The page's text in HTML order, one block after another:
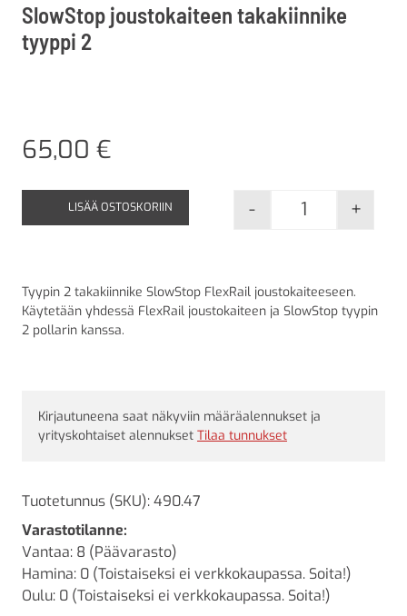
SlowStop joustokaiteen takakiinnike
tyyppi 2
65,00 €
SlowStop
- +
LISÄÄ OSTOSKORIIN
Tyypin 2 takakiinnike SlowStop FlexRail joustokaiteeseen.
Käytetään yhdessä FlexRail joustokaiteen ja SlowStop tyypin
2 pollarin kanssa.
Kirjautuneena saat näkyviin määräalennukset ja
yrityskohtaiset alennukset Tilaa tunnukset
Tuotetunnus (SKU):490.47
Varastotilanne:
Vantaa: 8 (Päävarasto)
Hamina: 0 (Toistaiseksi ei verkkokaupassa. Soita!)
Oulu: 0 (Toistaiseksi ei verkkokaupassa. Soita!)